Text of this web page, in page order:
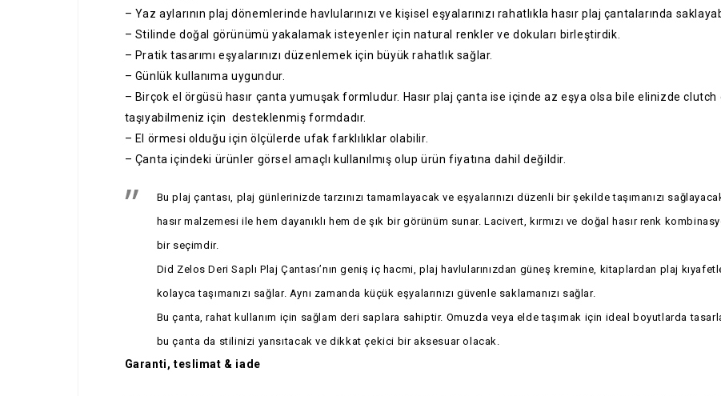
– Yaz aylarının plaj dönemlerinde havlularınızı ve kişisel eşyalarınızı rahatlıkla hasır plaj çantalarında
– Stilinde doğal görünümü yakalamak isteyenler için natural renkler ve dokuları birleştirdik.
– Pratik tasarımı eşyalarınızı düzenlemek için büyük rahatlık sağlar.
– Günlük kullanıma uygundur.
– Birçok el örgüsü hasır çanta yumuşak formludur. Hasır plaj çanta ise içinde az eşya olsa bile elinizde
taşıyabilmeniz için desteklenmiş formdadır.
– El örmesi olduğu için ölçülerde ufak farklılıklar olabilir.
– Çanta içindeki ürünler görsel amaçlı kullanılmış olup ürün fiyatına dahil değildir.
Bu plaj çantası, plaj günlerinizde tarzınızı tamamlayacak ve eşyalarınızı düzenli bir şekilde taşımanızı
hasır malzemesi ile hem dayanıklı hem de şık bir görünüm sunar. Lacivert, kırmızı ve doğal hasır renk
bir seçimdir.
Did Zelos Deri Saplı Plaj Çantası’nın geniş iç hacmi, plaj havlularınızdan güneş kremine, kitaplardan plaj
kolayca taşımanızı sağlar. Aynı zamanda küçük eşyalarınızı güvenle saklamanızı sağlar.
Bu çanta, rahat kullanım için sağlam deri saplara sahiptir. Omuzda veya elde taşımak için ideal boyutlarda
bu çanta da stilinizi yansıtacak ve dikkat çekici bir aksesuar olacak.
Garanti, teslimat & iade